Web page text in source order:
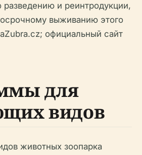
и реинтродукции,
выживанию этого
официальный сайт
для
видов
животных зоопарка